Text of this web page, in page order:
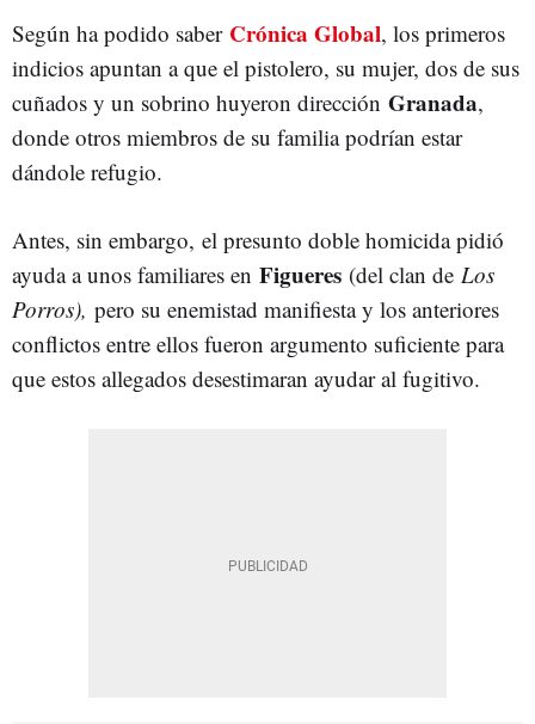
Según ha podido saber Crónica Global, los primeros
indicios apuntan a que el pistolero, su mujer, dos de sus
cuñados y un sobrino huyeron dirección Granada,
donde otros miembros de su familia podrían estar
dándole refugio.
Antes, sin embargo, el presunto doble homicida pidió
ayuda a unos familiares en Figueres (del clan de Los
Porros), pero su enemistad manifiesta y los anteriores
conflictos entre ellos fueron argumento suficiente para
que estos allegados desestimaran ayudar al fugitivo.